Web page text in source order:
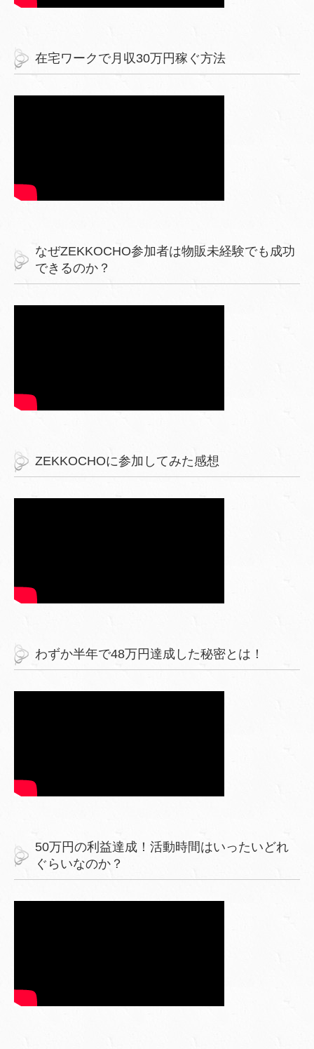
在宅ワークで月収30万円稼ぐ方法
なぜZEKKOCHO参加者は物販未経験でも成功
できるのか？
ZEKKOCHOに参加してみた感想
わずか半年で48万円達成した秘密とは！
50万円の利益達成！活動時間はいったいどれ
ぐらいなのか？